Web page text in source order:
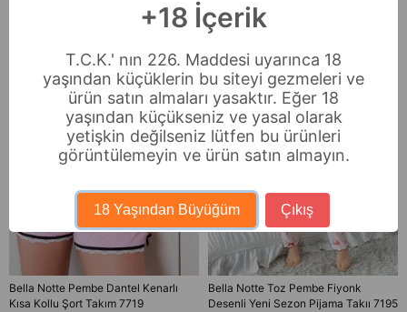
Bella Notte Pembe Dantel Kenarlı
Kısa Kollu Şort Takım 7719
Bella Notte Toz Pembe Fiyonk
Desenli Yeni Sezon Pijama Takıı 7195
+18 İçerik
T.C.K.' nın 226. Maddesi uyarınca 18
yaşından küçüklerin bu siteyi gezmeleri ve
ürün satın almaları yasaktır. Eğer 18
yaşından küçükseniz ve yasal olarak
yetişkin değilseniz lütfen bu ürünleri
görüntülemeyin ve ürün satın almayın.
18 Yaşından Büyüğüm Çıkış